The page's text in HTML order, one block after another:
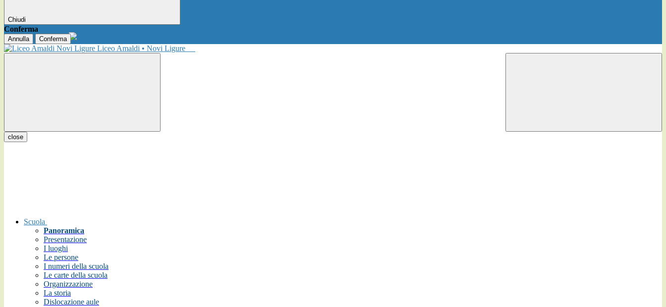
Chiudi
Conferma
Annulla Conferma
Liceo Amaldi • Novi Ligure
close
Scuola
Panoramica
Presentazione
I luoghi
Le persone
I numeri della scuola
Le carte della scuola
Organizzazione
La storia
Dislocazione aule